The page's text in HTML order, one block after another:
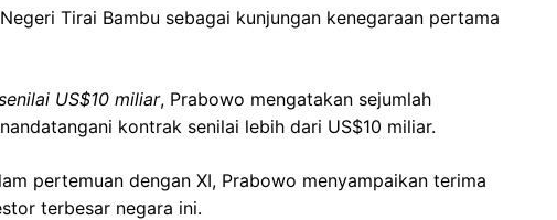
Tirai Bambu sebagai kunjungan kenegaraan pertama
US$10 miliar, Prabowo mengatakan sejumlah
kontrak senilai lebih dari US$10 miliar.
pertemuan dengan XI, Prabowo menyampaikan terima
terbesar negara ini.